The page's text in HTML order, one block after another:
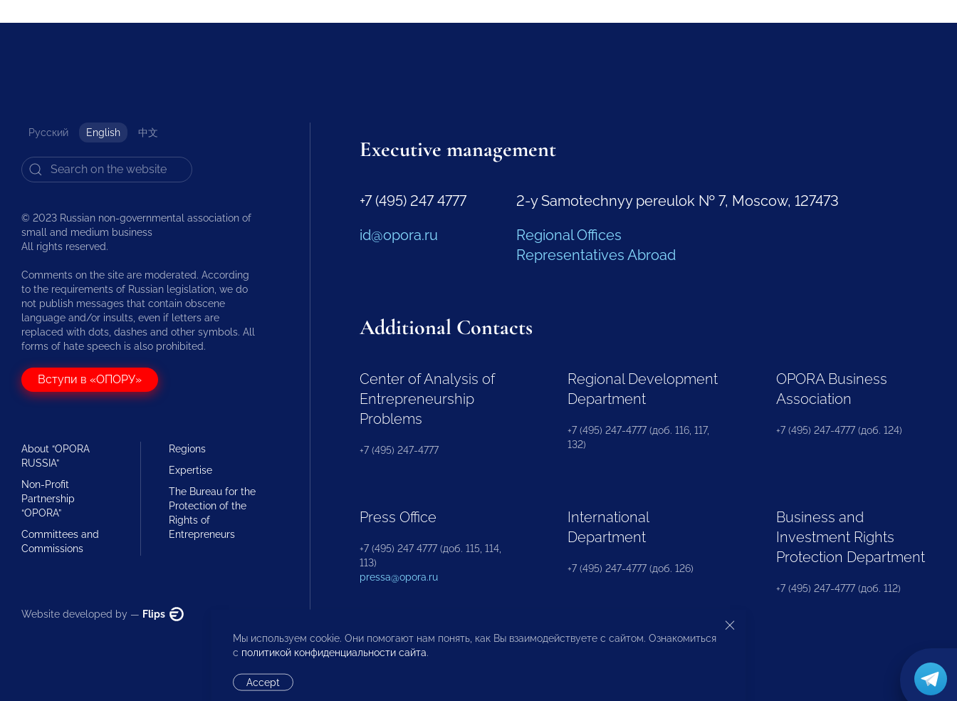
Русский English 中文
© 2023 Russian non-governmental association of
small and medium business
All rights reserved.
Comments on the site are moderated. According
to the requirements of Russian legislation, we do
not publish messages that contain obscene
language and/or insults, even if letters are
replaced with dots, dashes and other symbols. All
forms of hate speech is also prohibited.
Вступи в «ОПОРУ»
About “OPORA
RUSSIA”
Non-Profit
Partnership
“OPORA”
Committees and
Commissions
Regions
Expertise
The Bureau for the
Protection of the
Rights of
Entrepreneurs
Website developed by — Flips
Executive management
+7 (495) 247 4777
id@opora.ru
2-y Samotechnyy pereulok № 7, Moscow, 127473
Regional Offices
Representatives Abroad
Additional Contacts
Center of Analysis of
Entrepreneurship
Problems
+7 (495) 247-4777
Regional Development
Department
+7 (495) 247-4777 (доб. 116, 117,
132)
OPORA Business
Association
+7 (495) 247-4777 (доб. 124)
Press Office
+7 (495) 247 4777 (доб. 115, 114,
113)
pressa@opora.ru
International
Department
+7 (495) 247-4777 (доб. 126)
Business and
Investment Rights
Protection Department
+7 (495) 247-4777 (доб. 112)
Мы используем cookie. Они помогают нам понять, как Вы взаимодействуете с сайтом. Ознакомиться
с политикой конфиденциальности сайта.
Accept